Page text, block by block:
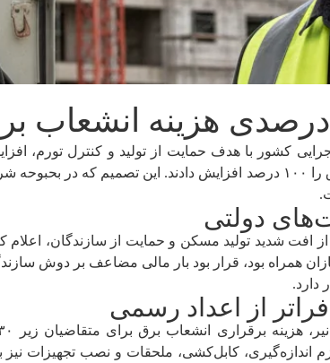
کشور با هدف حمایت از تولید و کنترل تورم،
غیرمنتظره، هزینه انشعاب برق را ۱۰۰ درصد افزایش دادند.
دولتی
همراه بود، قرار بود بار مالی مضاعف بر دوش
دارد.
از اعداد رسمی
اندازه‌گیری، کابل‌کشی، ملحقات و نصب تجهیزات